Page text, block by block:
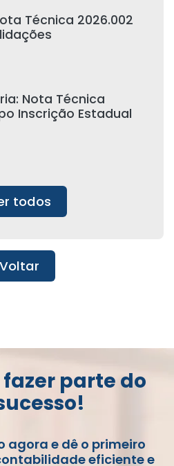
Técnica 2026.002
Nota Técnica
Inscrição Estadual
todos
Voltar
parte do
agora e dê o primeiro
eficiente e